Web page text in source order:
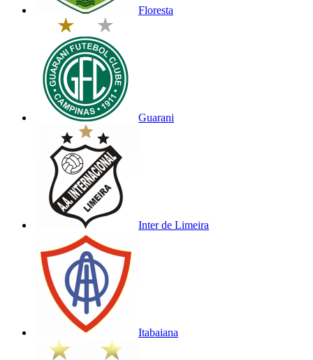
Floresta
Guarani
Inter de Limeira
Itabaiana